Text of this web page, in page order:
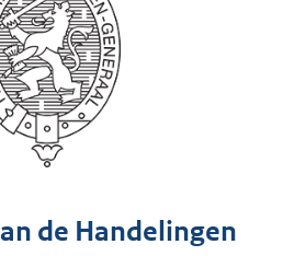
de Handelingen